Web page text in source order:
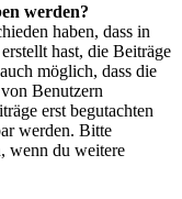
werden?
haben, dass in
hast, die Beiträge
möglich, dass die
Benutzern
erst begutachten
werden. Bitte
wenn du weitere